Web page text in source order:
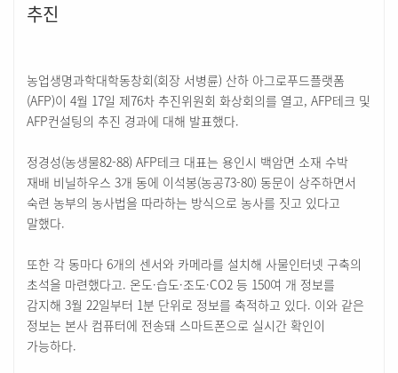
추진
농업생명과학대학동창회(회장 서병륜) 산하 아그로푸드플랫폼
(AFP)이 4월 17일 제76차 추진위원회 화상회의를 열고, AFP테크 및
AFP컨설팅의 추진 경과에 대해 발표했다.
정경성(농생물82-88) AFP테크 대표는 용인시 백암면 소재 수박
재배 비닐하우스 3개 동에 이석봉(농공73-80) 동문이 상주하면서
숙련 농부의 농사법을 따라하는 방식으로 농사를 짓고 있다고
말했다.
또한 각 동마다 6개의 센서와 카메라를 설치해 사물인터넷 구축의
초석을 마련했다고. 온도·습도·조도·CO2 등 150여 개 정보를
감지해 3월 22일부터 1분 단위로 정보를 축적하고 있다. 이와 같은
정보는 본사 컴퓨터에 전송돼 스마트폰으로 실시간 확인이
가능하다.